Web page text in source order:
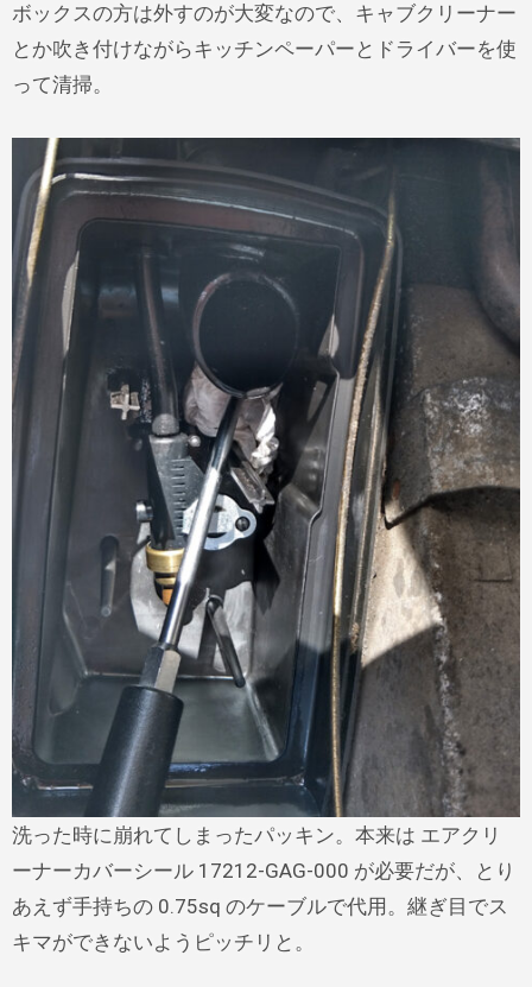
ボックスの方は外すのが大変なので、キャブクリーナー
とか吹き付けながらキッチンペーパーとドライバーを使
って清掃。
洗った時に崩れてしまったパッキン。本来は エアクリ
ーナーカバーシール 17212-GAG-000 が必要だが、とり
あえず手持ちの 0.75sq のケーブルで代用。継ぎ目でス
キマができないようピッチリと。